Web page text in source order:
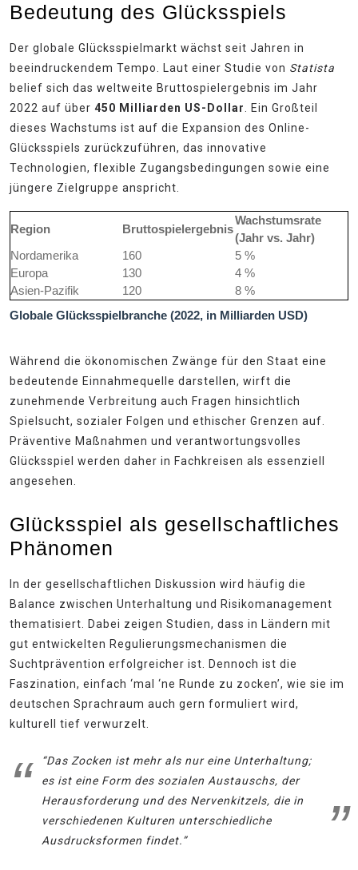
Bedeutung des Glücksspiels
Der globale Glücksspielmarkt wächst seit Jahren in
beeindruckendem Tempo. Laut einer Studie von Statista
belief sich das weltweite Bruttospielergebnis im Jahr
2022 auf über 450 Milliarden US-Dollar
. Ein Großteil
dieses Wachstums ist auf die Expansion des Online-
Glücksspiels zurückzuführen, das innovative
Technologien, flexible Zugangsbedingungen sowie eine
jüngere Zielgruppe anspricht.
Globale Glücksspielbranche (2022, in Milliarden USD)
Region Bruttospielergebnis
Wachstumsrate
(Jahr vs. Jahr)
Nordamerika
160
5 %
Europa
130
4 %
Asien-Pazifik
120 8 %
Während die ökonomischen Zwänge für den Staat eine
bedeutende Einnahmequelle darstellen, wirft die
zunehmende Verbreitung auch Fragen hinsichtlich
Spielsucht, sozialer Folgen und ethischer Grenzen auf.
Präventive Maßnahmen und verantwortungsvolles
Glücksspiel werden daher in Fachkreisen als essenziell
angesehen.
Glücksspiel als gesellschaftliches
Phänomen
In der gesellschaftlichen Diskussion wird häufig die
Balance zwischen Unterhaltung und Risikomanagement
thematisiert. Dabei zeigen Studien, dass in Ländern mit
gut entwickelten Regulierungsmechanismen die
Suchtprävention erfolgreicher ist. Dennoch ist die
Faszination, einfach ‘mal ‘ne Runde zu zocken’, wie sie im
deutschen Sprachraum auch gern formuliert wird,
kulturell tief verwurzelt.
“Das Zocken ist mehr als nur eine Unterhaltung;
es ist eine Form des sozialen Austauschs, der
Herausforderung und des Nervenkitzels, die in
verschiedenen Kulturen unterschiedliche
Ausdrucksformen findet.”